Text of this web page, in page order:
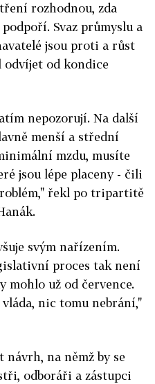
rozhodnou, zda
Svaz průmyslu a
jsou proti a růst
odvíjet od kondice
nepozorují. Na další
menší a střední
mzdu, musíte
jsou lépe placeny - čili
řekl po tripartitě
svým nařízením.
proces tak není
mohlo už od července.
nic tomu nebrání,"
návrh, na němž by se
odboráři a zástupci